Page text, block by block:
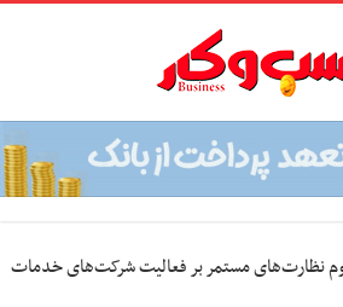
نظارت‌های مستمر بر فعالیت شرکت‌های خدمات